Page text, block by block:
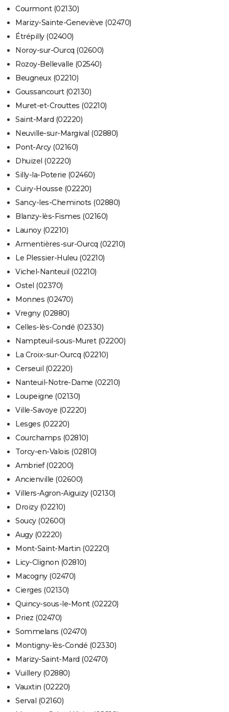
Courmont (02130)
Marizy-Sainte-Geneviève (02470)
Étrépilly (02400)
Noroy-sur-Ourcq (02600)
Rozoy-Bellevalle (02540)
Beugneux (02210)
Goussancourt (02130)
Muret-et-Crouttes (02210)
Saint-Mard (02220)
Neuville-sur-Margival (02880)
Pont-Arcy (02160)
Dhuizel (02220)
Silly-la-Poterie (02460)
Cuiry-Housse (02220)
Sancy-les-Cheminots (02880)
Blanzy-lès-Fismes (02160)
Launoy (02210)
Armentières-sur-Ourcq (02210)
Le Plessier-Huleu (02210)
Vichel-Nanteuil (02210)
Ostel (02370)
Monnes (02470)
Vregny (02880)
Celles-lès-Condé (02330)
Nampteuil-sous-Muret (02200)
La Croix-sur-Ourcq (02210)
Cerseuil (02220)
Nanteuil-Notre-Dame (02210)
Loupeigne (02130)
Ville-Savoye (02220)
Lesges (02220)
Courchamps (02810)
Torcy-en-Valois (02810)
Ambrief (02200)
Ancienville (02600)
Villers-Agron-Aiguizy (02130)
Droizy (02210)
Soucy (02600)
Augy (02220)
Mont-Saint-Martin (02220)
Licy-Clignon (02810)
Macogny (02470)
Cierges (02130)
Quincy-sous-le-Mont (02220)
Priez (02470)
Sommelans (02470)
Montigny-lès-Condé (02330)
Marizy-Saint-Mard (02470)
Vuillery (02880)
Vauxtin (02220)
Serval (02160)